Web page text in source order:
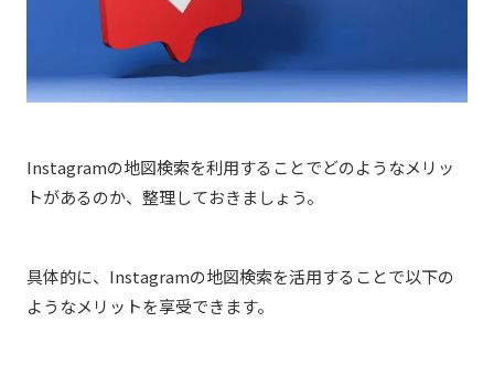
Instagramの地図検索を利用することでどのようなメリッ
トがあるのか、整理しておきましょう。
具体的に、Instagramの地図検索を活用することで以下の
ようなメリットを享受できます。